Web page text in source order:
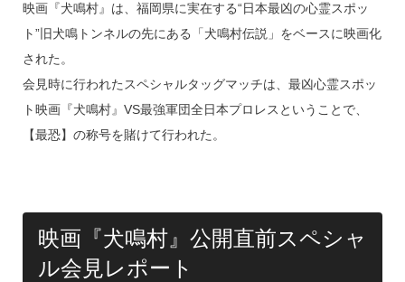
映画『犬鳴村』は、福岡県に実在する“日本最凶の心霊スポッ
ト”旧犬鳴トンネルの先にある「犬鳴村伝説」をベースに映画化
された。
会見時に行われたスペシャルタッグマッチは、最凶心霊スポッ
ト映画『犬鳴村』VS最強軍団全日本プロレスということで、
【最恐】の称号を賭けて行われた。
映画『犬鳴村』公開直前スペシャ
ル会見レポート